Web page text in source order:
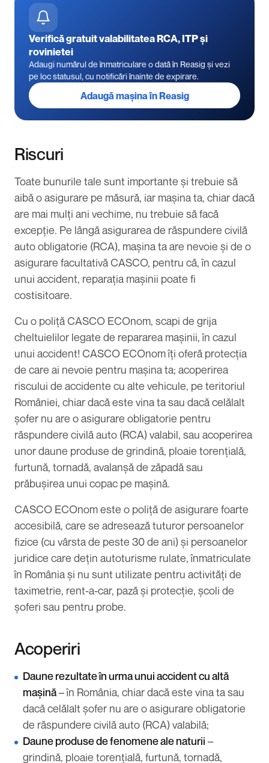
Verifică gratuit valabilitatea RCA, ITP și
rovinietei
Adaugi numărul de înmatriculare o dată în Reasig și vezi
pe loc statusul, cu notificări înainte de expirare.
Adaugă mașina în Reasig
Riscuri
Toate bunurile tale sunt importante și trebuie să
aibă o asigurare pe măsură, iar mașina ta, chiar dacă
are mai mulți ani vechime, nu trebuie să facă
excepție. Pe lângă asigurarea de răspundere civilă
auto obligatorie (RCA), mașina ta are nevoie și de o
asigurare facultativă CASCO, pentru că, în cazul
unui accident, reparația mașinii poate fi
costisitoare.
Cu o poliță CASCO ECOnom, scapi de grija
cheltuielilor legate de repararea mașinii, în cazul
unui accident! CASCO ECOnom îți oferă protecția
de care ai nevoie pentru mașina ta; acoperirea
riscului de accidente cu alte vehicule, pe teritoriul
României, chiar dacă este vina ta sau dacă celălalt
șofer nu are o asigurare obligatorie pentru
răspundere civilă auto (RCA) valabil, sau acoperirea
unor daune produse de grindină, ploaie torențială,
furtună, tornadă, avalanșă de zăpadă sau
prăbușirea unui copac pe mașină.
CASCO ECOnom este o poliță de asigurare foarte
accesibilă, care se adresează tuturor persoanelor
fizice (cu vârsta de peste 30 de ani) și persoanelor
juridice care dețin autoturisme rulate, înmatriculate
în România și nu sunt utilizate pentru activități de
taximetrie, rent-a-car, pază și protecție, școli de
șoferi sau pentru probe.
Acoperiri
Daune rezultate în urma unui accident cu altă
mașină– în România, chiar dacă este vina ta sau
dacă celălalt șofer nu are o asigurare obligatorie
de răspundere civilă auto (RCA) valabilă;
Daune produse de fenomene ale naturii –
grindină, ploaie torențială, furtună, tornadă,